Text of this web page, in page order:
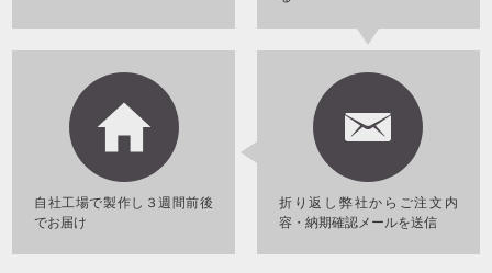
折り返し弊社からご注文内
容・納期確認メールを送信
自社工場で製作し３週間前後
でお届け